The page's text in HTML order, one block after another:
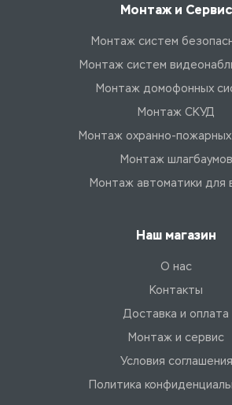
Монтаж и Сервис
Монтаж систем
Монтаж систем
Монтаж домофонных
Монтаж СКУД
Монтаж охранно-
Монтаж шлагбаумов
Монтаж автоматики для
Наш магазин
О нас
Контакты
Доставка и оплата
Монтаж и сервис
Условия соглашения
Политика